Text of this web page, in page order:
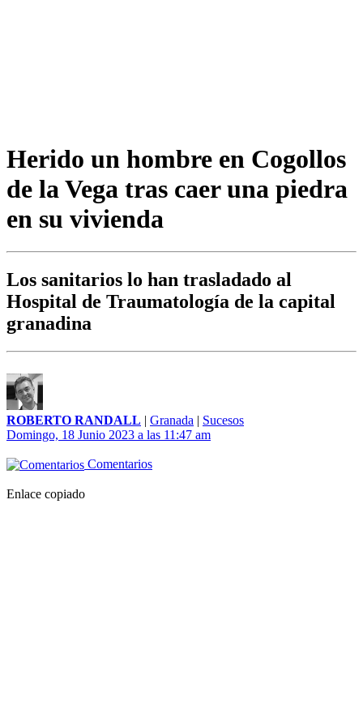
Herido un hombre en Cogollos
de la Vega tras caer una piedra
en su vivienda
Los sanitarios lo han trasladado al
Hospital de Traumatología de la capital
granadina
ROBERTO RANDALL | Granada | Sucesos
Domingo, 18 Junio 2023 a las 11:47 am
Comentarios
Enlace copiado